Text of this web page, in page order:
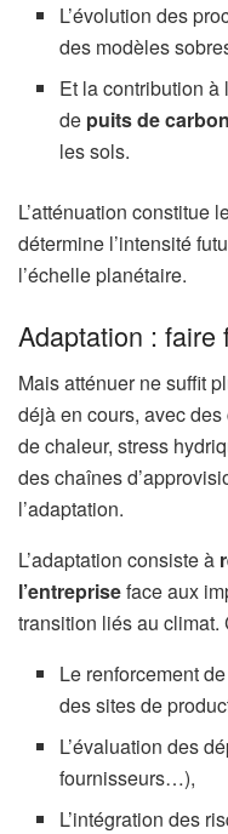
L’évolution des
des modèles
Et la contribution à
de puits de
les sols.
L’atténuation constitue
détermine l’intensité
l’échelle planétaire.
Adaptation : faire
Mais atténuer ne suffit
déjà en cours, avec
de chaleur, stress
des chaînes
l’adaptation.
L’adaptation consiste à
l’entrepriseface aux
transition liés au
Le renforcement
des sites de
L’évaluation des
fournisseurs…),
L’intégration des